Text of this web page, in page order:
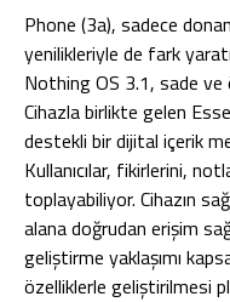
Phone (3a), sadece
yenilikleriyle de fark
Nothing OS 3.1, sade
Cihazla birlikte gelen
destekli bir dijital içerik
Kullanıcılar, fikirlerini,
toplayabiliyor. Cihazın
alana doğrudan erişim
geliştirme yaklaşımı
özelliklerle geliştirilmesi